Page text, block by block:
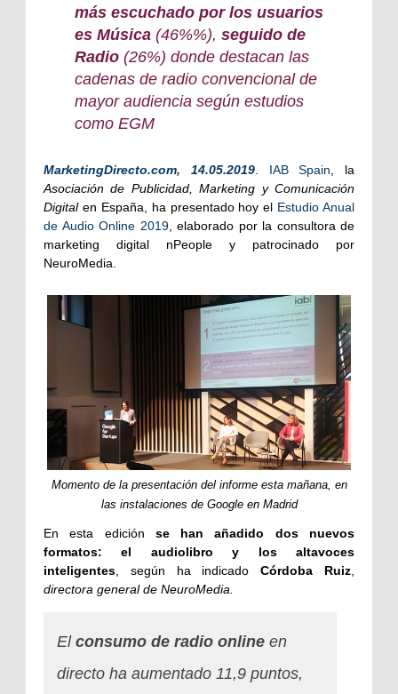
más escuchado por los usuarios
es Música (46%%), seguido de
Radio (26%) donde destacan las
cadenas de radio convencional de
mayor audiencia según estudios
como EGM
MarketingDirecto.com, 14.05.2019. IAB Spain , la
Asociación de Publicidad, Marketing y Comunicación
Digital en España, ha presentado hoy el Estudio Anual
de Audio Online 2019, elaborado por la consultora de
marketing digital nPeople y patrocinado por
NeuroMedia.
Momento de la presentación del informe esta mañana, en
las instalaciones de Google en Madrid
En esta edición se han añadido dos nuevos
formatos: el audiolibro y los altavoces
inteligentes , según ha indicadoCórdoba Ruiz
directora general de NeuroMedia.
El consumo de radio online en
directo ha aumentado 11,9 puntos,